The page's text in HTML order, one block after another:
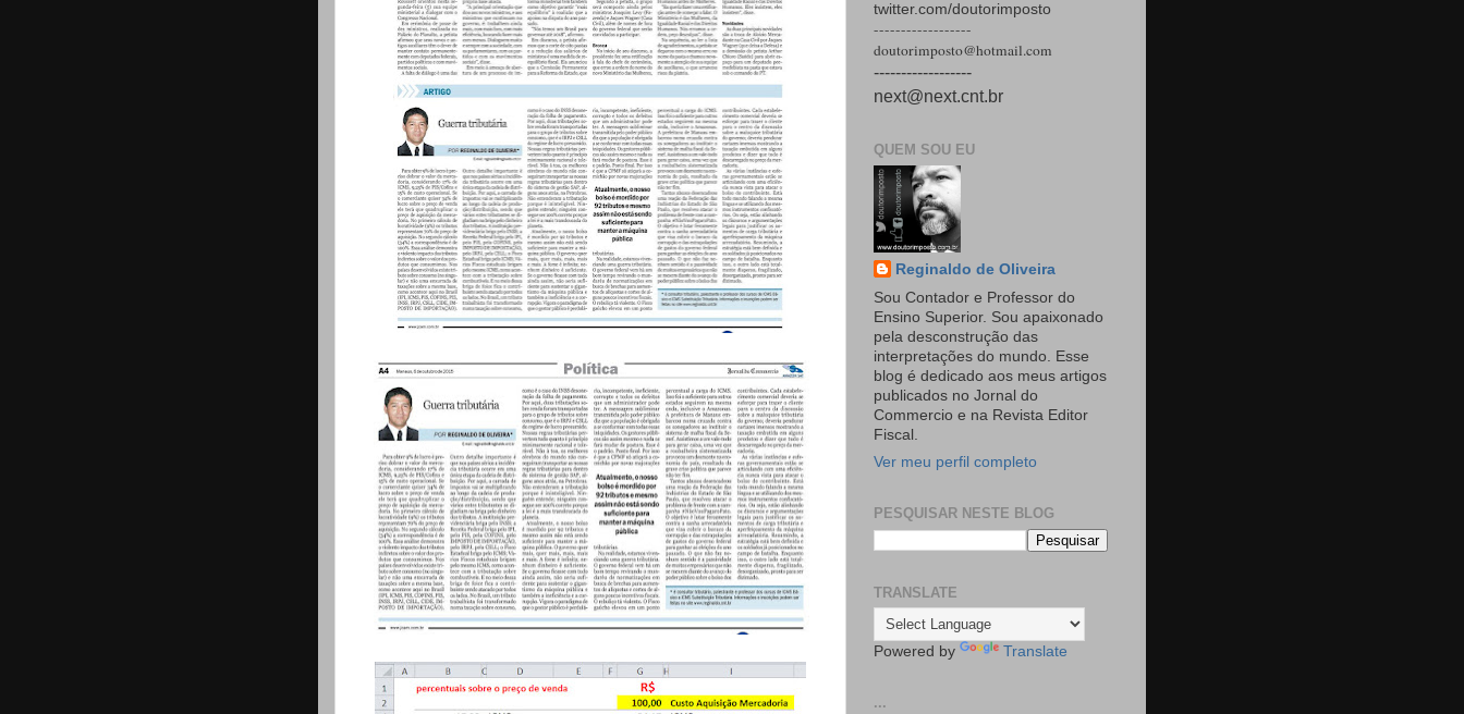
twitter.com/doutorimposto
------------------
doutorimposto@hotmail.com
------------------
next@next.cnt.br
QUEM SOU EU
Reginaldo de Oliveira
Sou Contador e Professor do
Ensino Superior. Sou apaixonado
pela desconstrução das
interpretações do mundo. Esse
blog é dedicado aos meus artigos
publicados no Jornal do
Commercio e na Revista Editor
Fiscal.
Ver meu perfil completo
PESQUISAR NESTE BLOG
TRANSLATE
Powered by Translate
...